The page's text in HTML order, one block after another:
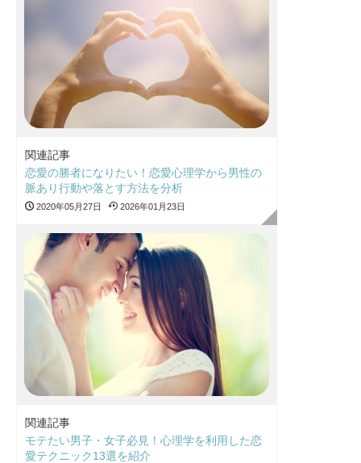
関連記事
恋愛の勝者になりたい！恋愛心理学から男性の
脈あり行動や落とす方法を分析
2020年05月27日 2026年01月23日
関連記事
モテたい男子・女子必見！心理学を利用した恋
愛テクニック13選を紹介